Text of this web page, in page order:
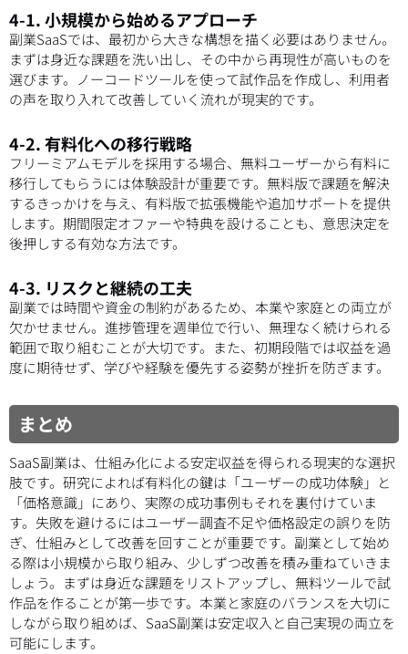
4-1. 小規模から始めるアプローチ
副業SaaSでは、最初から大きな構想を描く必要はありません。
まずは身近な課題を洗い出し、その中から再現性が高いものを
選びます。ノーコードツールを使って試作品を作成し、利用者
の声を取り入れて改善していく流れが現実的です。
4-2. 有料化への移行戦略
フリーミアムモデルを採用する場合、無料ユーザーから有料に
移行してもらうには体験設計が重要です。無料版で課題を解決
するきっかけを与え、有料版で拡張機能や追加サポートを提供
します。期間限定オファーや特典を設けることも、意思決定を
後押しする有効な方法です。
4-3. リスクと継続の工夫
副業では時間や資金の制約があるため、本業や家庭との両立が
欠かせません。進捗管理を週単位で行い、無理なく続けられる
範囲で取り組むことが大切です。また、初期段階では収益を過
度に期待せず、学びや経験を優先する姿勢が挫折を防ぎます。
まとめ
SaaS副業は、仕組み化による安定収益を得られる現実的な選択
肢です。研究によれば有料化の鍵は「ユーザーの成功体験」と
「価格意識」にあり、実際の成功事例もそれを裏付けていま
す。失敗を避けるにはユーザー調査不足や価格設定の誤りを防
ぎ、仕組みとして改善を回すことが重要です。副業として始め
る際は小規模から取り組み、少しずつ改善を積み重ねていきま
しょう。まずは身近な課題をリストアップし、無料ツールで試
作品を作ることが第一歩です。本業と家庭のバランスを大切に
しながら取り組めば、SaaS副業は安定収入と自己実現の両立を
可能にします。